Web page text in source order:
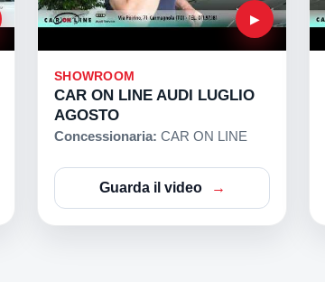
SHOWROOM
CAR ON LINE AUDI LUGLIO
AGOSTO
Concessionaria: CAR ON LINE
Guarda il video